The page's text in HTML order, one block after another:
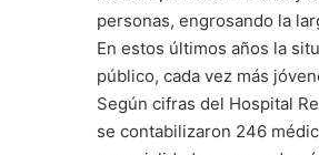
personas, engrosando la
En estos últimos años la
público, cada vez más
Según cifras del Hospital
se contabilizaron 246